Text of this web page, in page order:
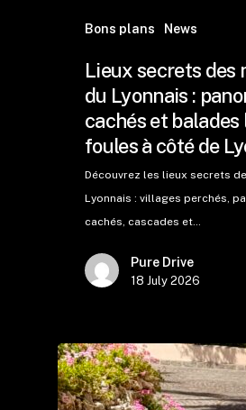
Bons plans News
Lieux secrets des
du Lyonnais :
cachés et balades
foules à côté de
Découvrez les lieux secrets
Lyonnais : villages perchés,
cachés, cascades et…
Pure Drive
18 July 2026